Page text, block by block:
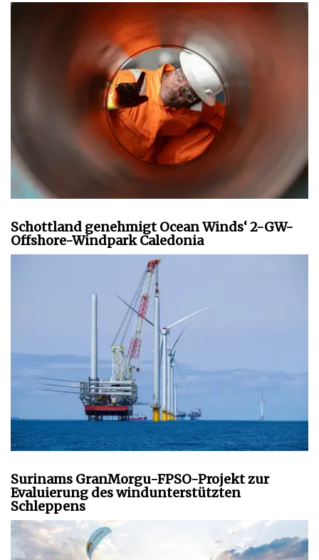
Schottland genehmigt Ocean Winds‘ 2-GW-
Offshore-Windpark Caledonia
Surinams GranMorgu-FPSO-Projekt zur
Evaluierung des windunterstützten
Schleppens